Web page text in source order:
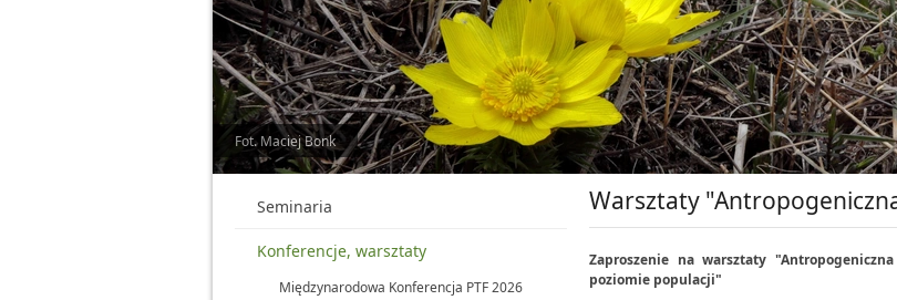
Fot. Maciej Bonk
Seminaria
Konferencje, warsztaty
Międzynarodowa Konferencja PTF 2026
Warsztaty
Zaproszenie na warsztaty
poziomie populacji"